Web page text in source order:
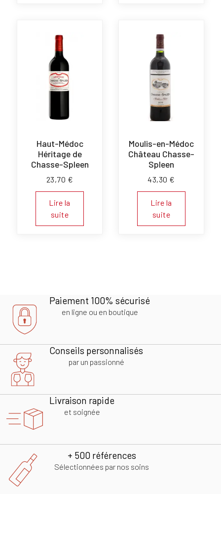
Haut-Médoc
Héritage de
Chasse-Spleen
23,70 €
Lire la
suite
Moulis-en-Médoc
Château Chasse-
Spleen
43,30 €
Lire la
suite
Paiement 100% sécurisé
en ligne ou en boutique
Conseils personnalisés
par un passionné
Livraison rapide
et soignée
+ 500 références
Sélectionnées par nos soins